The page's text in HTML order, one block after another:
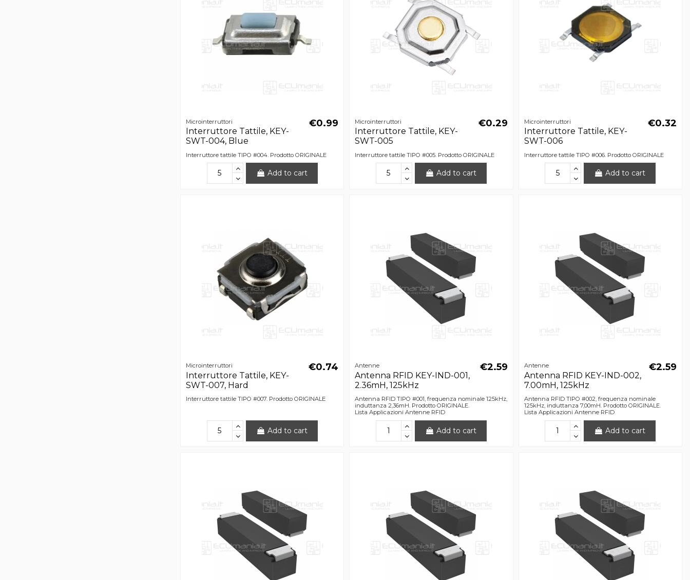
Microinterruttori
Interruttore Tattile, KEY-
SWT-004, Blue
€0.99
Interruttore tattile TIPO #004. Prodotto ORIGINALE
Add to cart
Microinterruttori
Interruttore Tattile, KEY-
SWT-005
€0.29
Interruttore tattile TIPO #005. Prodotto ORIGINALE
Add to cart
Microinterruttori
Interruttore Tattile, KEY-
SWT-006
€0.32
Interruttore tattile TIPO #006. Prodotto ORIGINALE
Add to cart
Microinterruttori
Interruttore Tattile, KEY-
SWT-007, Hard
€0.74
Interruttore tattile TIPO #007. Prodotto ORIGINALE
Add to cart
Antenne
Antenna RFID KEY-IND-001,
2.36mH, 125kHz
€2.59
Antenna RFID TIPO #001, frequenza nominale 125kHz,
induttanza 2,36mH. Prodotto ORIGINALE.
Lista Applicazioni Antenne RFID
Add to cart
Antenne
Antenna RFID KEY-IND-002,
7.00mH, 125kHz
€2.59
Antenna RFID TIPO #002, frequenza nominale
125kHz, induttanza 7,00mH. Prodotto ORIGINALE.
Lista Applicazioni Antenne RFID
Add to cart